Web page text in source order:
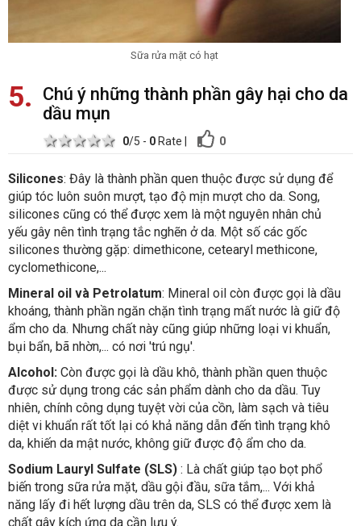
Sữa rửa mặt có hạt
5
Chú ý những thành phần gây hại cho da
dầu mụn
5 stars
4 stars
3 stars
2 stars
1 star 0/5 - 0Rate 0
Silicones: Đây là thành phần quen thuộc được sử dụng để
giúp tóc luôn suôn mượt, tạo độ mịn mượt cho da. Song,
silicones cũng có thể được xem là một nguyên nhân chủ
yếu gây nên tình trạng tắc nghẽn ở da. Một số các gốc
silicones thường gặp: dimethicone, cetearyl methicone,
cyclomethicone,...
Mineral oil và Petrolatum: Mineral oil còn được gọi là dầu
khoáng, thành phần ngăn chặn tình trạng mất nước là giữ độ
ẩm cho da. Nhưng chất này cũng giúp những loại vi khuẩn,
bụi bẩn, bã nhờn,... có nơi 'trú ngụ'.
Alcohol: Còn được gọi là dầu khô, thành phần quen thuộc
được sử dụng trong các sản phẩm dành cho da dầu. Tuy
nhiên, chính công dụng tuyệt vời của cồn, làm sạch và tiêu
diệt vi khuẩn rất tốt lại có khả năng dẫn đến tình trạng khô
da, khiến da mật nước, không giữ được độ ẩm cho da.
Sodium Lauryl Sulfate (SLS) : Là chất giúp tạo bọt phổ
biến trong sữa rửa mặt, dầu gội đầu, sữa tắm,... Với khả
năng lấy đi hết lượng dầu trên da, SLS có thể được xem là
chất gây kích ứng da cần lưu ý.